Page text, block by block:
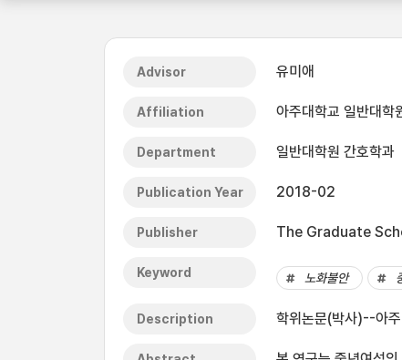
Advisor 유미애
Affiliation 아주대학교 일반대학
Department 일반대학원 간호학과
Publication Year 2018-02
Publisher The Graduate
Keyword 노화불안
Description 학위논문(박사)--아